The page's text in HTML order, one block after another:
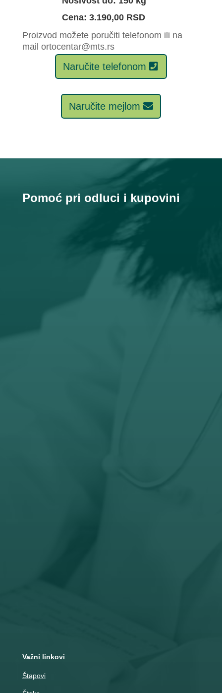
Cena: 3.190,00 RSD
Proizvod možete poručiti telefonom ili na
mail ortocentar@mts.rs
Naručite telefonom
Naručite mejlom
Pomoć pri odluci i kupovini

Važni linkovi
Štapovi